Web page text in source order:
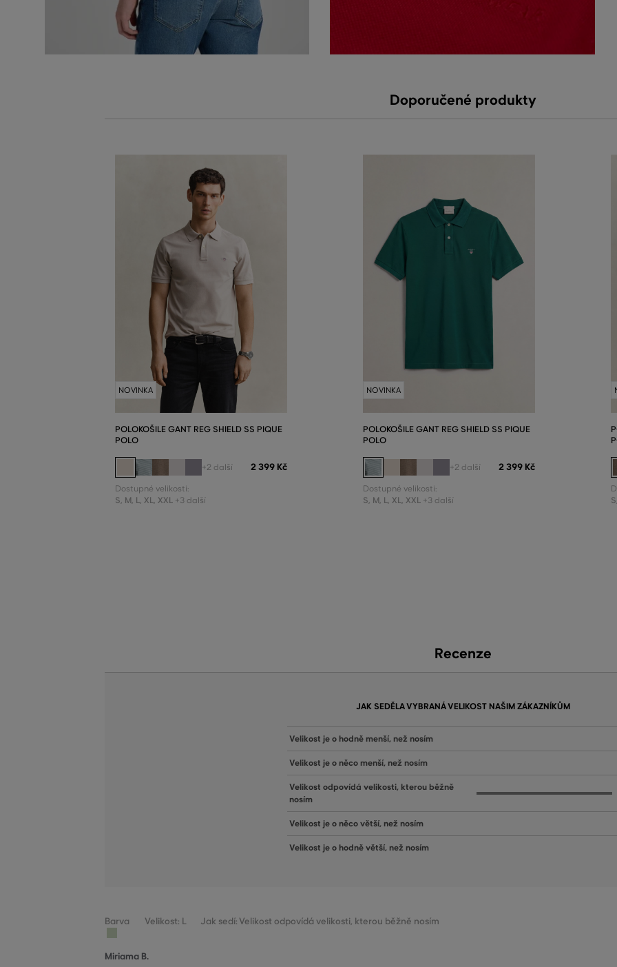
Doporučené produkty
NOVINKA
POLOKOŠILE GANT REG SHIELD SS PIQUE
POLO
+2 další 2 399 Kč
Dostupné velikosti:
S, M, L, XL, XXL +3 další
NOVINKA
POLOKOŠILE GANT REG SHIELD SS PIQUE
POLO
+2 další 2 399 Kč
Dostupné velikosti:
S, M, L, XL, XXL +3 další S
Recenze
JAK SEDĚLA VYBRANÁ VELIKOST NAŠIM ZÁKAZNÍKŮM
Velikost je o hodně menší, než nosím
Velikost je o něco menší, než nosím
Velikost odpovídá velikosti, kterou běžně
nosím
Velikost je o něco větší, než nosím
Velikost je o hodně větší, než nosím
Barva Velikost: L Jak sedí: Velikost odpovídá velikosti, kterou běžně nosím
Miriama B.